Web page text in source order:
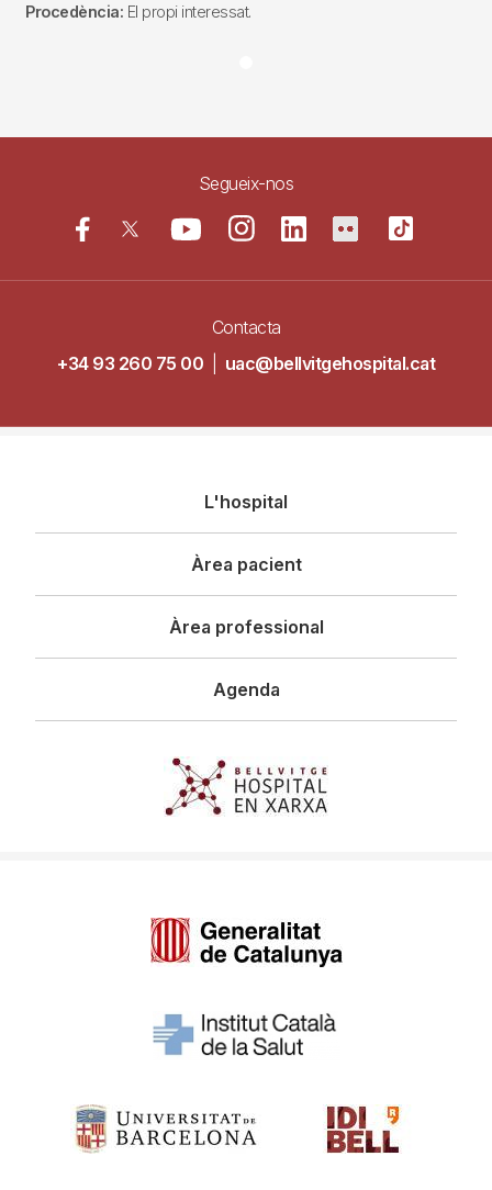
Procedència: El propi interessat.
Segueix-nos
Contacta
+34 93 260 75 00
uac@bellvitgehospital.cat
principal
L'hospital
Àrea pacient
Àrea professional
Agenda